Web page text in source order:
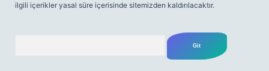
ilgili içerikler yasal süre içerisinde sitemizden kaldırılacaktır.